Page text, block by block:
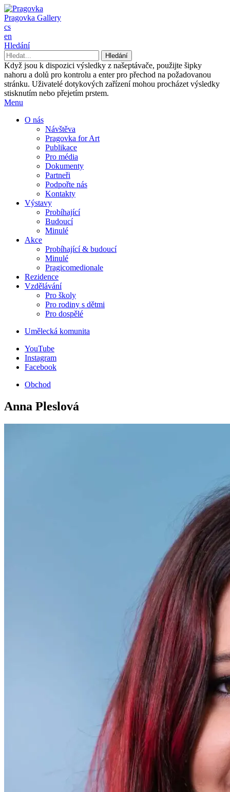
Pragovka Gallery
cs
en
Hledání
Když jsou k dispozici výsledky z našeptávače, použijte šipky
nahoru a dolů pro kontrolu a enter pro přechod na požadovanou
stránku. Uživatelé dotykových zařízení mohou procházet výsledky
stisknutím nebo přejetím prstem.
Menu
O nás
Návštěva
Pragovka for Art
Publikace
Pro média
Dokumenty
Partneři
Podpořte nás
Kontakty
Výstavy
Probíhající
Budoucí
Minulé
Akce
Probíhající & budoucí
Minulé
Pragicomedionale
Rezidence
Vzdělávání
Pro školy
Pro rodiny s dětmi
Pro dospělé
Umělecká komunita
YouTube
Instagram
Facebook
Obchod
Anna Pleslová